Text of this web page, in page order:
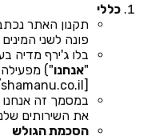
כללי
תקנון האתר
פונה לשני
בלו ג'ירף מדיה
"אנחנו")
[https://shamanu.co.il/] (להלן: "
במסמך זה
את השירותים
הסכמת הגולש